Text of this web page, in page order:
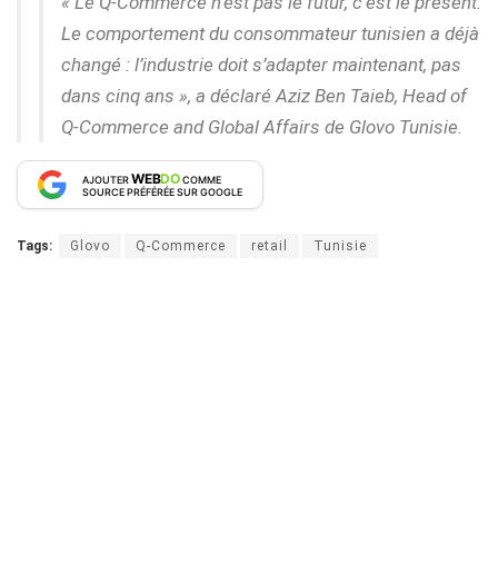
Le comportement du consommateur tunisien a déjà
changé : l’industrie doit s’adapter maintenant, pas
dans cinq ans », a déclaré Aziz Ben Taieb, Head of
Q-Commerce and Global Affairs de Glovo Tunisie.
AJOUTERWEBDOCOMME
SOURCE PRÉFÉRÉE SUR GOOGLE
Tags: Glovo Q-Commerce retail Tunisie